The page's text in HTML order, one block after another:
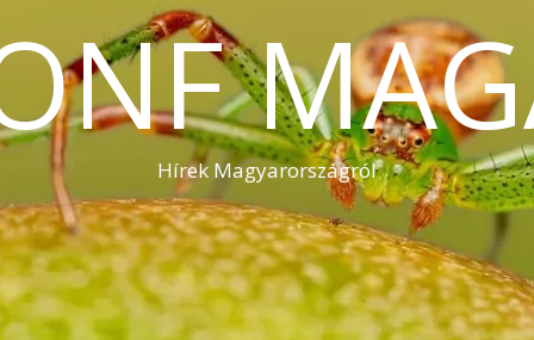
Hírek Magyarországról